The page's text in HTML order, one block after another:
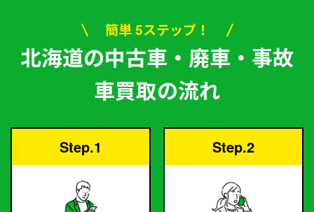
簡単 5ステップ！
北海道の中古車・廃車・事故
車買取の流れ
Step.1 Step.2